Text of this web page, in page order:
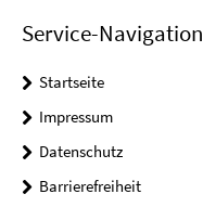
Service-Navigation
Startseite
Impressum
Datenschutz
Barrierefreiheit